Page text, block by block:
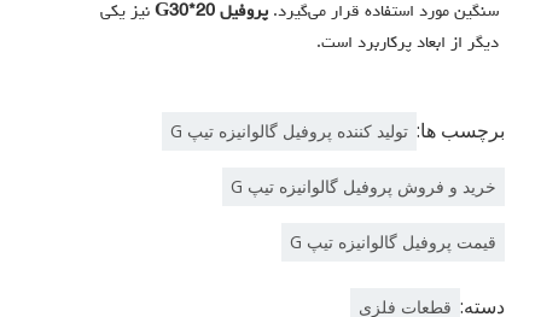
سنگین مورد استفاده قرار می‌گیرد. پروفیل G30*20
نیز یکی
دیگر از ابعاد پرکاربرد است.
برچسب ها: تولید کننده پروفیل گالوانیزه تیپ G
خرید و فروش پروفیل گالوانیزه تیپ G
قیمت پروفیل گالوانیزه تیپ G
دسته: قطعات فلزی